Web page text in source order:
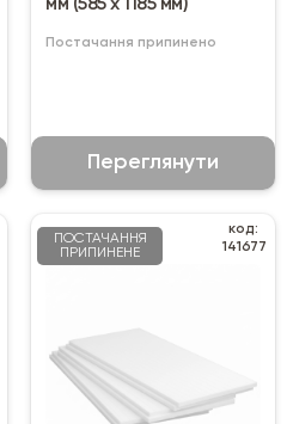
мм (585 х 1185 мм)
Постачання припинено
Переглянути
ПОСТАЧАННЯ
ПРИПИНЕНЕ
код:
141677